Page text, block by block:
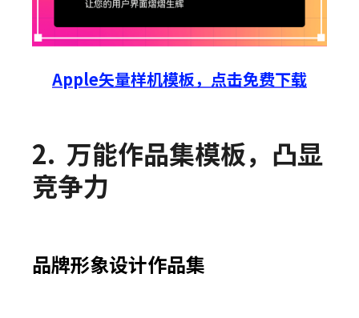
Apple矢量样机模板，点击免费下载
2. 万能作品集模板，凸显
竞争力
品牌形象设计作品集